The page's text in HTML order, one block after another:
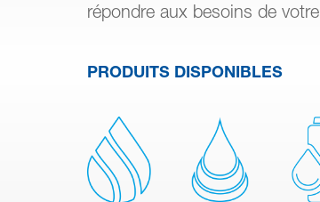
répondre aux besoins de
PRODUITS DISPONIBLES